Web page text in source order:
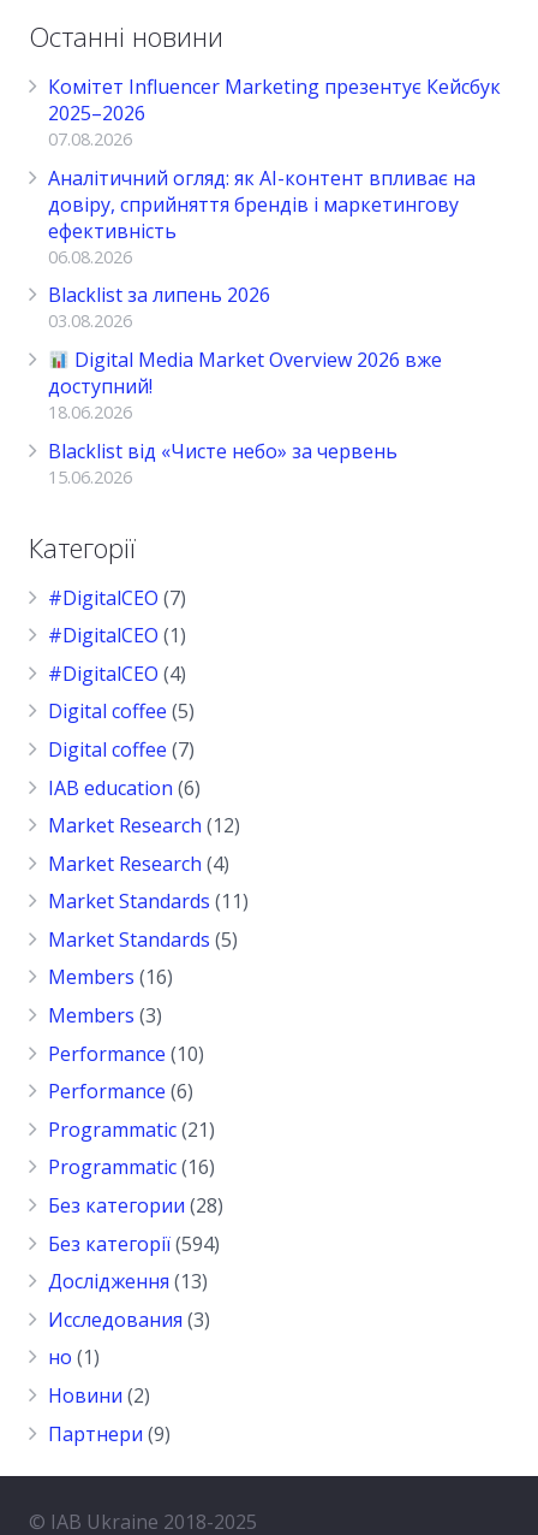
Останні новини
Комітет Influencer Marketing презентує Кейсбук
2025–2026
07.08.2026
Аналітичний огляд: як AI-контент впливає на
довіру, сприйняття брендів і маркетингову
ефективність
06.08.2026
Blacklist за липень 2026
03.08.2026
Digital Media Market Overview 2026 вже
доступний!
18.06.2026
Blacklist від «Чисте небо» за червень
15.06.2026
Категорії
#DigitalCEO (7)
#DigitalCEO (1)
#DigitalCEO (4)
Digital coffee (5)
Digital coffee (7)
IAB education (6)
Market Research (12)
Market Research (4)
Market Standards (11)
Market Standards (5)
Members (16)
Members (3)
Performance (10)
Performance (6)
Programmatic(21)
Programmatic(16)
Без категории (28)
Без категорії(594)
Дослідження (13)
Исследования (3)
но (1)
Новини (2)
Партнери (9)
© IAB Ukraine 2018-2025